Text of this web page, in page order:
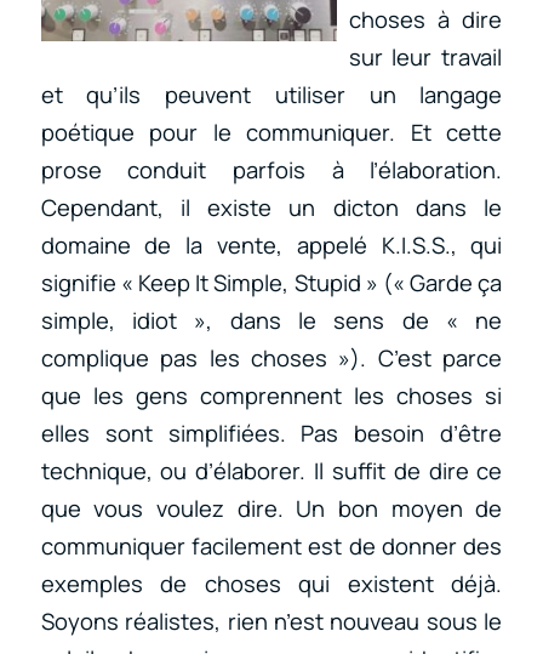
choses à dire
sur leur travail
et qu’ils peuvent utiliser un langage
poétique pour le communiquer. Et cette
prose conduit parfois à l’élaboration.
Cependant, il existe un dicton dans le
domaine de la vente, appelé K.I.S.S., qui
signifie « Keep It Simple, Stupid » (« Garde ça
simple, idiot », dans le sens de « ne
complique pas les choses »). C’est parce
que les gens comprennent les choses si
elles sont simplifiées. Pas besoin d’être
technique, ou d’élaborer. Il suffit de dire ce
que vous voulez dire. Un bon moyen de
communiquer facilement est de donner des
exemples de choses qui existent déjà.
Soyons réalistes, rien n’est nouveau sous le